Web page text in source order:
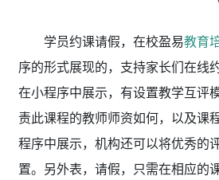
学员约课请假，在校盈易教育
序的形式展现的，支持家长们在线
在小程序中展示，有设置教学互评
责此课程的教师师资如何，以及课
程序中展示，机构还可以将优秀的
置。另外表，请假，只需在相应的